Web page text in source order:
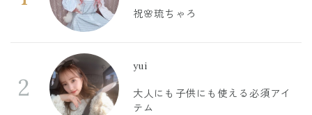
祝🌸琉ちゃろ
2
yui
大人にも子供にも使える必須アイ
テム